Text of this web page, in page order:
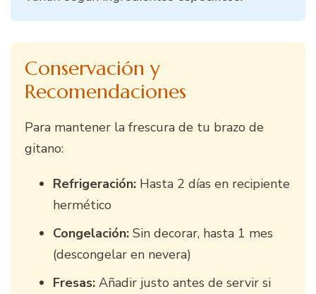
Conservación y
Recomendaciones
Para mantener la frescura de tu brazo de
gitano:
Refrigeración: Hasta 2 días en recipiente
hermético
Congelación: Sin decorar, hasta 1 mes
(descongelar en nevera)
Fresas: Añadir justo antes de servir si